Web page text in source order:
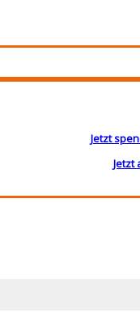
Jetzt
Jetzt